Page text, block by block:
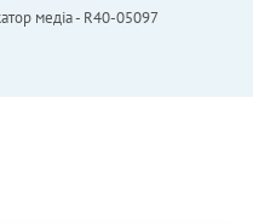
медіа - R40-05097